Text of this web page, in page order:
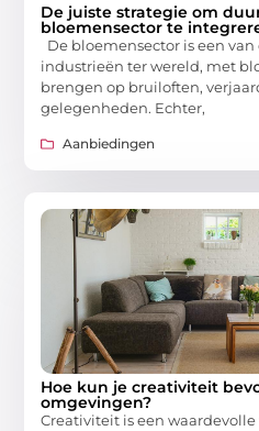
De juiste strategie om
bloemensector te
De bloemensector is een
industrieën ter wereld, met
brengen op bruiloften,
gelegenheden. Echter,
Aanbiedingen
Hoe kun je creativiteit
omgevingen?
Creativiteit is een